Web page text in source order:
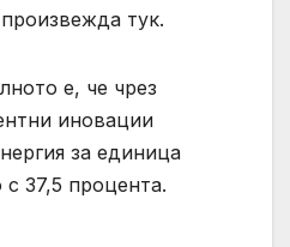
тук.
е, че чрез
иновации
за единица
37,5 процента.